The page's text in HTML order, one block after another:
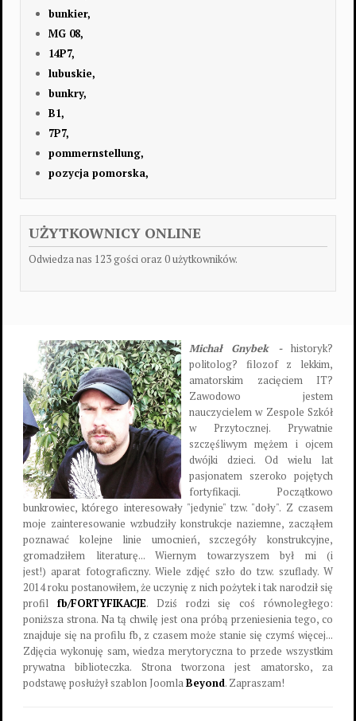
bunkier,
MG 08,
14P7,
lubuskie,
bunkry,
B1,
7P7,
pommernstellung,
pozycja pomorska,
UŻYTKOWNICY ONLINE
Odwiedza nas 123 gości oraz 0 użytkowników.
Michał Gnybek - historyk?
politolog? filozof z lekkim,
amatorskim zacięciem IT?
Zawodowo jestem
nauczycielem w Zespole Szkół
w Przytocznej. Prywatnie
szczęśliwym mężem i ojcem
dwójki dzieci. Od wielu lat
pasjonatem szeroko pojętych
fortyfikacji. Początkowo
bunkrowiec, którego interesowały "jedynie" tzw. "doły". Z czasem
moje zainteresowanie wzbudziły konstrukcje naziemne, zacząłem
poznawać kolejne linie umocnień, szczegóły konstrukcyjne,
gromadziłem literaturę... Wiernym towarzyszem był mi (i
jest!) aparat fotograficzny. Wiele zdjęć szło do tzw. szuflady. W
2014 roku postanowiłem, że uczynię z nich pożytek i tak narodził się
profil fb/FORTYFIKACJE. Dziś rodzi się coś równoległego:
poniższa strona. Na tą chwilę jest ona próbą przeniesienia tego, co
znajduje się na profilu fb, z czasem może stanie się czymś więcej...
Zdjęcia wykonuję sam, wiedza merytoryczna to przede wszystkim
prywatna biblioteczka. Strona tworzona jest amatorsko, za
podstawę posłużył szablon JoomlaBeyond. Zapraszam!